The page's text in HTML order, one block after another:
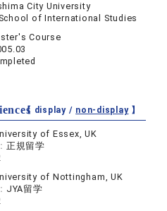
City University
of International Studies
Course
【 display / non-display】
of Essex, UK
正規留学
of Nottingham, UK
JYA留学